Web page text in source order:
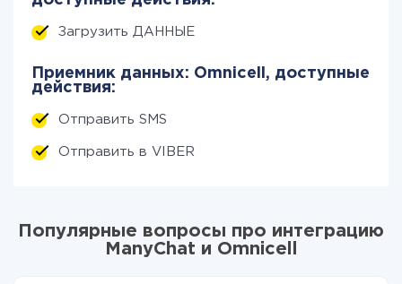
Загрузить ДАННЫЕ
Приемник данных: Omnicell, доступные
действия:
Отправить SMS
Отправить в VIBER
Популярные вопросы про интеграцию
ManyChat и Omnicell